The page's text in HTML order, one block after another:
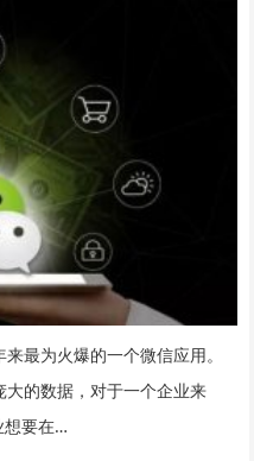
最为火爆的一个微信应用。
的数据，对于一个企业来
想要在…